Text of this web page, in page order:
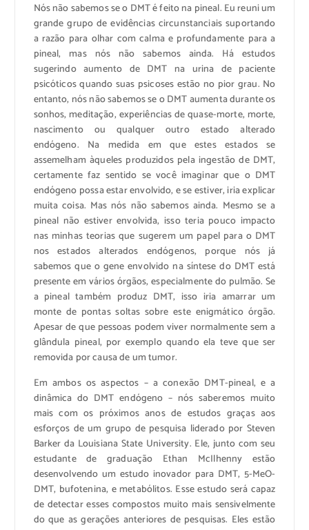
Nós não sabemos se o DMT é feito na pineal. Eu reuni um
grande grupo de evidências circunstanciais suportando
a razão para olhar com calma e profundamente para a
pineal, mas nós não sabemos ainda. Há estudos
sugerindo aumento de DMT na urina de paciente
psicóticos quando suas psicoses estão no pior grau. No
entanto, nós não sabemos se o DMT aumenta durante os
sonhos, meditação, experiências de quase-morte, morte,
nascimento ou qualquer outro estado alterado
endógeno. Na medida em que estes estados se
assemelham àqueles produzidos pela ingestão de DMT,
certamente faz sentido se você imaginar que o DMT
endógeno possa estar envolvido, e se estiver, iria explicar
muita coisa. Mas nós não sabemos ainda. Mesmo se a
pineal não estiver envolvida, isso teria pouco impacto
nas minhas teorias que sugerem um papel para o DMT
nos estados alterados endógenos, porque nós já
sabemos que o gene envolvido na síntese do DMT está
presente em vários órgãos, especialmente do pulmão. Se
a pineal também produz DMT, isso iria amarrar um
monte de pontas soltas sobre este enigmático órgão.
Apesar de que pessoas podem viver normalmente sem a
glândula pineal, por exemplo quando ela teve que ser
removida por causa de um tumor.
Em ambos os aspectos – a conexão DMT-pineal, e a
dinâmica do DMT endógeno – nós saberemos muito
mais com os próximos anos de estudos graças aos
esforços de um grupo de pesquisa liderado por Steven
Barker da Louisiana State University. Ele, junto com seu
estudante de graduação Ethan McIlhenny estão
desenvolvendo um estudo inovador para DMT, 5-MeO-
DMT, bufotenina, e metabólitos. Esse estudo será capaz
de detectar esses compostos muito mais sensivelmente
do que as gerações anteriores de pesquisas. Eles estão